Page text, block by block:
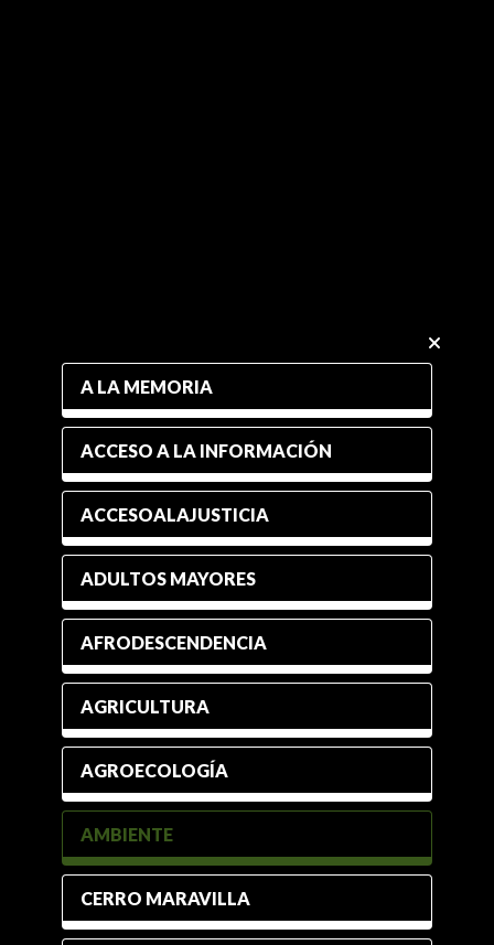
A LA MEMORIA
ACCESO A LA INFORMACIÓN
ACCESOALAJUSTICIA
ADULTOS MAYORES
AFRODESCENDENCIA
AGRICULTURA
AGROECOLOGÍA
AMBIENTE
CERRO MARAVILLA